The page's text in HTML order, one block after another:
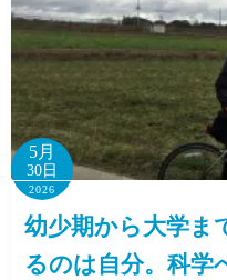
5月
30日
2026
幼少期から大学ま
るのは自分。科学